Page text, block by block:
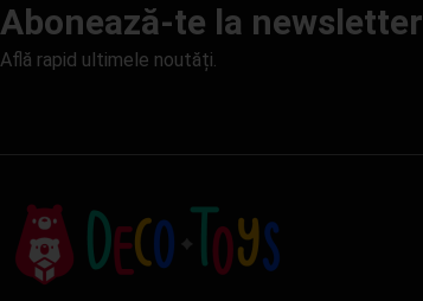
Abonează-te la newsletter
Află rapid ultimele noutăți.